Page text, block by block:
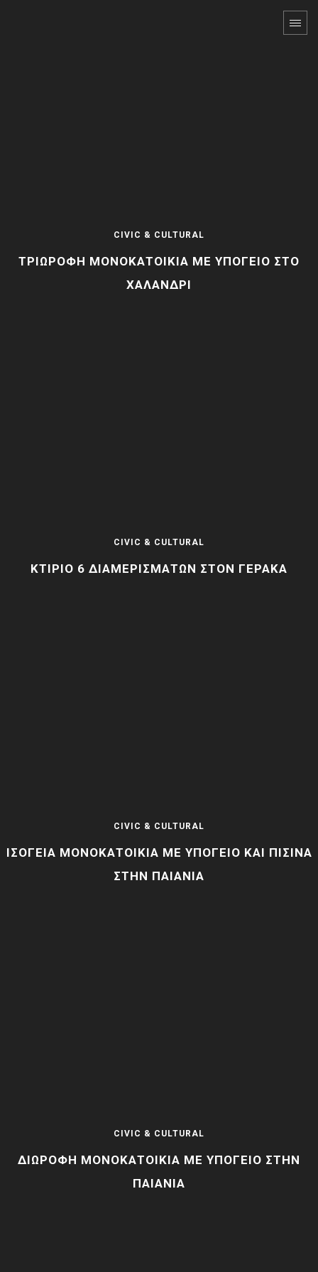
CIVIC & CULTURAL
ΤΡΙΏΡΟΦΗ ΜΟΝΟΚΑΤΟΙΚΊΑ ΜΕ ΥΠΌΓΕΙΟ ΣΤΟ
ΧΑΛΆΝΔΡΙ
CIVIC & CULTURAL
ΚΤΊΡΙΟ 6 ΔΙΑΜΕΡΙΣΜΆΤΩΝ ΣΤΟΝ ΓΈΡΑΚΑ
CIVIC & CULTURAL
ΙΣΌΓΕΙΑ ΜΟΝΟΚΑΤΟΙΚΊΑ ΜΕ ΥΠΌΓΕΙΟ ΚΑΙ ΠΙΣΊΝΑ
ΣΤΗΝ ΠΑΙΑΝΊΑ
CIVIC & CULTURAL
ΔΙΏΡΟΦΗ ΜΟΝΟΚΑΤΟΙΚΊΑ ΜΕ ΥΠΌΓΕΙΟ ΣΤΗΝ
ΠΑΙΑΝΊΑ